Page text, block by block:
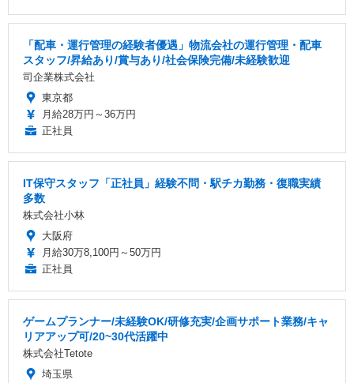
「配車・運行管理の経験者優遇」物流会社の運行管理・配車
スタッフ/昇給あり/賞与あり/社会保険完備/未経験歓迎
司企業株式会社
東京都
月給28万円～36万円
正社員
IT保守スタッフ「正社員」経験不問・駅チカ勤務・復職実績
多数
株式会社小林
大阪府
月給30万8,100円～50万円
正社員
ゲームプランナー/未経験OK/研修充実/企画サポート業務/キャ
リアアップ可/20~30代活躍中
株式会社Tetote
埼玉県